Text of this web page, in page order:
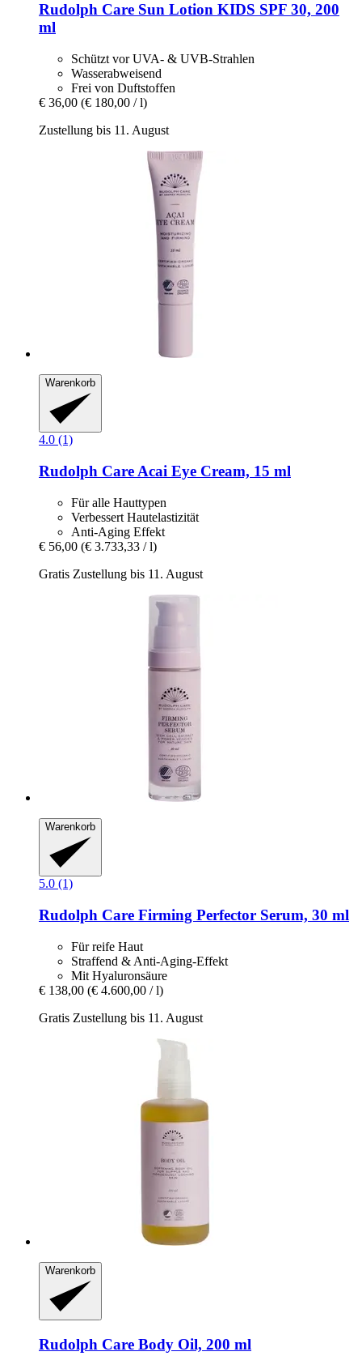
Rudolph Care Sun Lotion KIDS SPF 30, 200
ml
Schützt vor UVA- & UVB-Strahlen
Wasserabweisend
Frei von Duftstoffen
€ 36,00 (€ 180,00 / l)
Zustellung bis 11. August
Warenkorb
4.0 (1)
Rudolph Care Acai Eye Cream, 15 ml
Für alle Hauttypen
Verbessert Hautelastizität
Anti-Aging Effekt
€ 56,00 (€ 3.733,33 / l)
Gratis Zustellung bis 11. August
Warenkorb
5.0 (1)
Rudolph Care Firming Perfector Serum, 30 ml
Für reife Haut
Straffend & Anti-Aging-Effekt
Mit Hyaluronsäure
€ 138,00 (€ 4.600,00 / l)
Gratis Zustellung bis 11. August
Warenkorb
Rudolph Care Body Oil, 200 ml